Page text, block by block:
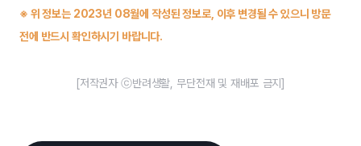
※ 위 정보는 2023년 08월에 작성된 정보로, 이후 변경될 수 있으니 방문
전에 반드시 확인하시기 바랍니다.
[저작권자 ⓒ반려생활, 무단전재 및 재배포 금지]